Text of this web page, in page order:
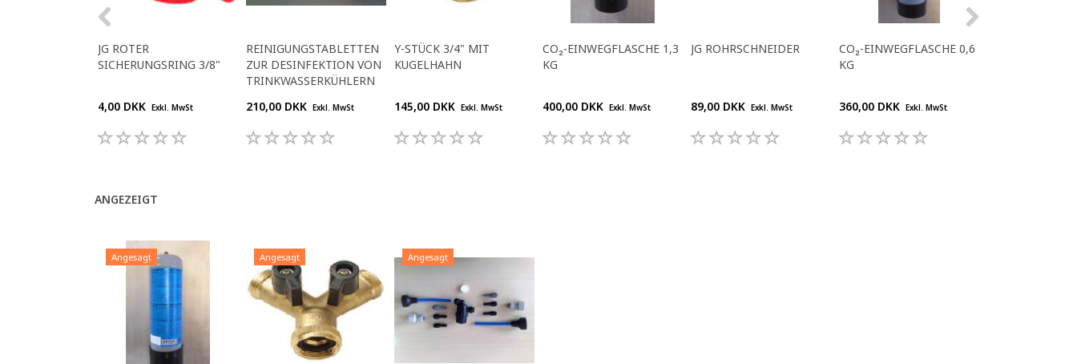
JG ROTER
SICHERUNGSRING 3/8"
4,00 DKK Exkl. MwSt
REINIGUNGSTABLETTEN
ZUR DESINFEKTION VON
TRINKWASSERKÜHLERN
210,00 DKK Exkl. MwSt
Y-STÜCK 3/4" MIT
KUGELHAHN
145,00 DKK Exkl. MwSt
CO₂-EINWEGFLASCHE 1,3
KG
400,00 DKK Exkl. MwSt
JG ROHRSCHNEIDER
89,00 DKK Exkl. MwSt
CO₂-EINWEGFLASCHE 0,6
KG
360,00 DKK Exkl. MwSt
ANGEZEIGT
Angesagt Angesagt Angesagt